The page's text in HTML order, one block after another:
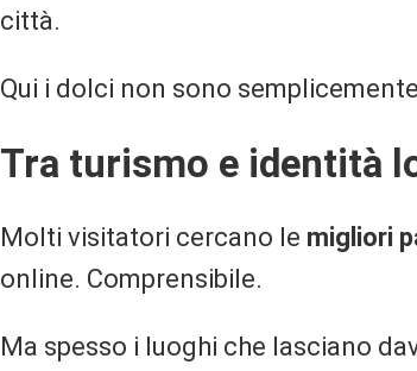
città.
Qui i dolci non sono
Tra turismo e identità
Molti visitatori cercano le migliori
online. Comprensibile.
Ma spesso i luoghi che lasciano